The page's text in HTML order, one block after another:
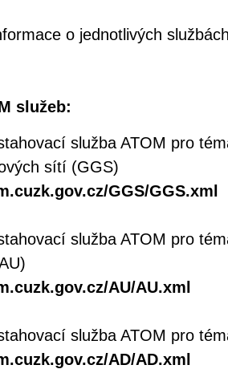
o jednotlivých
služeb:
služba ATOM pro
sítí (GGS)
GGS/GGS.xml
služba ATOM pro
AU/AU.xml
služba ATOM pro
AD/AD.xml